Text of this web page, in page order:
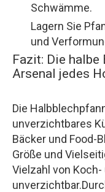
Schwämme.
Lagern Sie
und
Fazit: Die
Arsenal jedes
Die
unverzichtbares
Bäcker und Food-
Größe und
Vielzahl von